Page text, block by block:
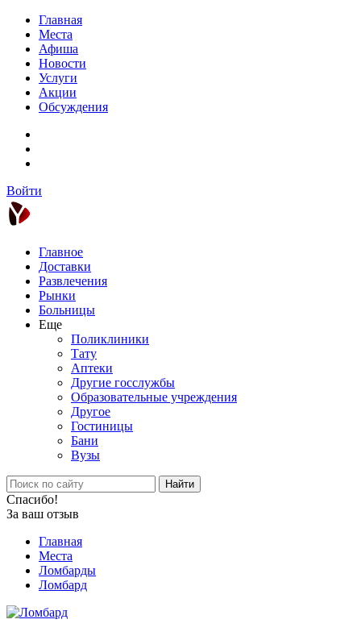
Главная
Места
Афиша
Новости
Услуги
Акции
Обсуждения
Войти
Главное
Доставки
Развлечения
Рынки
Больницы
Еще
Поликлиники
Тату
Аптеки
Другие госслужбы
Образовательные учреждения
Другое
Гостиницы
Бани
Вузы
Найти
Спасибо!
За ваш отзыв
Главная
Места
Ломбарды
Ломбард